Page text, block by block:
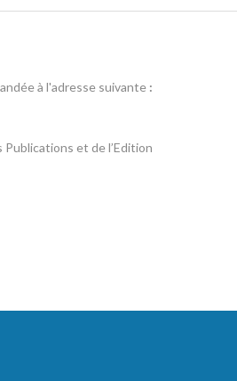
à l'adresse suivante :
et de l’Edition